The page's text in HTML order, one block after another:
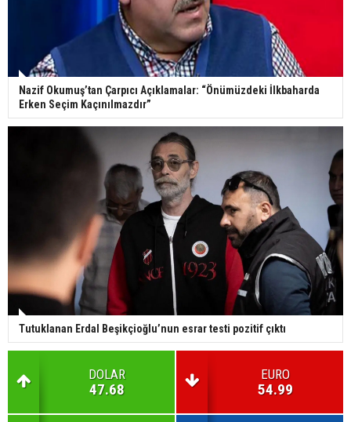
Nazif Okumuş’tan Çarpıcı Açıklamalar: “Önümüzdeki İlkbaharda
Erken Seçim Kaçınılmazdır”
Tutuklanan Erdal Beşikçioğlu’nun esrar testi pozitif çıktı
DOLAR
47.68
EURO
54.99